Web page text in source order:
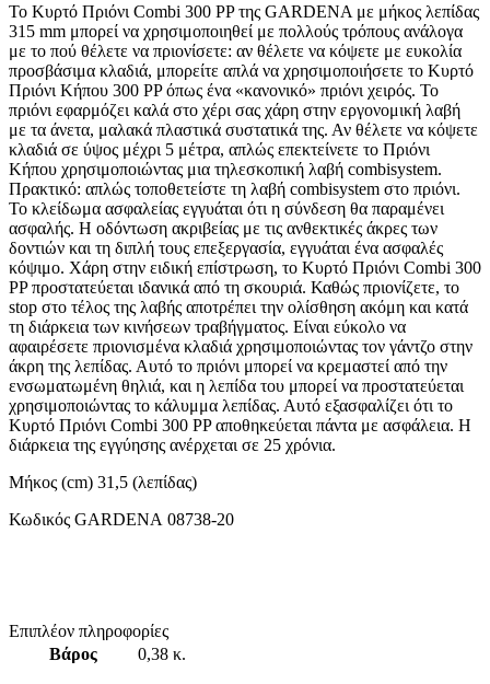
Το Κυρτό Πριόνι Combi 300 PP της GARDENA με μήκος λεπίδας
315 mm μπορεί να χρησιμοποιηθεί με πολλούς τρόπους ανάλογα
με το πού θέλετε να πριονίσετε: αν θέλετε να κόψετε με ευκολία
προσβάσιμα κλαδιά, μπορείτε απλά να χρησιμοποιήσετε το Κυρτό
Πριόνι Κήπου 300 PP όπως ένα «κανονικό» πριόνι χειρός. Το
πριόνι εφαρμόζει καλά στο χέρι σας χάρη στην εργονομική λαβή
με τα άνετα, μαλακά πλαστικά συστατικά της. Αν θέλετε να κόψετε
κλαδιά σε ύψος μέχρι 5 μέτρα, απλώς επεκτείνετε το Πριόνι
Κήπου χρησιμοποιώντας μια τηλεσκοπική λαβή combisystem.
Πρακτικό: απλώς τοποθετείστε τη λαβή combisystem στο πριόνι.
Το κλείδωμα ασφαλείας εγγυάται ότι η σύνδεση θα παραμένει
ασφαλής. Η οδόντωση ακριβείας με τις ανθεκτικές άκρες των
δοντιών και τη διπλή τους επεξεργασία, εγγυάται ένα ασφαλές
κόψιμο. Χάρη στην ειδική επίστρωση, το Κυρτό Πριόνι Combi 300
PP προστατεύεται ιδανικά από τη σκουριά. Καθώς πριονίζετε, το
stop στο τέλος της λαβής αποτρέπει την ολίσθηση ακόμη και κατά
τη διάρκεια των κινήσεων τραβήγματος. Είναι εύκολο να
αφαιρέσετε πριονισμένα κλαδιά χρησιμοποιώντας τον γάντζο στην
άκρη της λεπίδας. Αυτό το πριόνι μπορεί να κρεμαστεί από την
ενσωματωμένη θηλιά, και η λεπίδα του μπορεί να προστατεύεται
χρησιμοποιώντας το κάλυμμα λεπίδας. Αυτό εξασφαλίζει ότι το
Κυρτό Πριόνι Combi 300 PP αποθηκεύεται πάντα με ασφάλεια. Η
διάρκεια της εγγύησης ανέρχεται σε 25 χρόνια.
Μήκος (cm) 31,5 (λεπίδας)
Κωδικός GARDENA 08738-20
Επιπλέον πληροφορίες
Βάρος
0,38 κ.